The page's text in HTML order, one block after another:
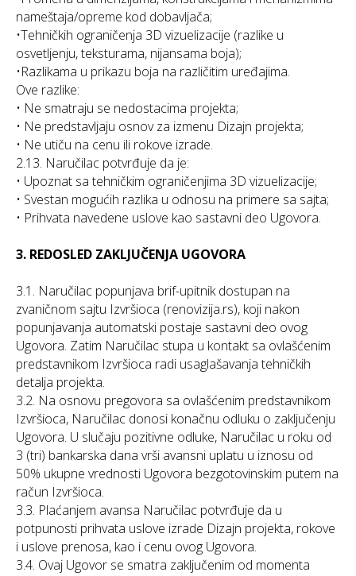
nameštaja/opreme kod dobavljača;
•Tehničkih ograničenja 3D vizuelizacije (razlike u
osvetljenju, teksturama, nijansama boja);
•Razlikama u prikazu boja na različitim uređajima.
Ove razlike:
• Ne smatraju se nedostacima projekta;
• Ne predstavljaju osnov za izmenu Dizajn projekta;
• Ne utiču na cenu ili rokove izrade.
2.13. Naručilac potvrđuje da je:
• Upoznat sa tehničkim ograničenjima 3D vizuelizacije;
• Svestan mogućih razlika u odnosu na primere sa sajta;
• Prihvata navedene uslove kao sastavni deo Ugovora.
3. REDOSLED ZAKLJUČENJA UGOVORA
3.1. Naručilac popunjava brif-upitnik dostupan na
zvaničnom sajtu Izvršioca (renovizija.rs), koji nakon
popunjavanja automatski postaje sastavni deo ovog
Ugovora. Zatim Naručilac stupa u kontakt sa ovlašćenim
predstavnikom Izvršioca radi usaglašavanja tehničkih
detalja projekta.
3.2. Na osnovu pregovora sa ovlašćenim predstavnikom
Izvršioca, Naručilac donosi konačnu odluku o zaključenju
Ugovora. U slučaju pozitivne odluke, Naručilac u roku od
3 (tri) bankarska dana vrši avansni uplatu u iznosu od
50% ukupne vrednosti Ugovora bezgotovinskim putem na
račun Izvršioca.
3.3. Plaćanjem avansa Naručilac potvrđuje da u
potpunosti prihvata uslove izrade Dizajn projekta, rokove
i uslove prenosa, kao i cenu ovog Ugovora.
3.4. Ovaj Ugovor se smatra zaključenim od momenta